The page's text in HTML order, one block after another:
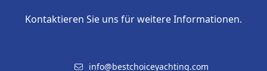
Kontaktieren Sie uns für weitere Informationen.
info@bestchoiceyachting.com